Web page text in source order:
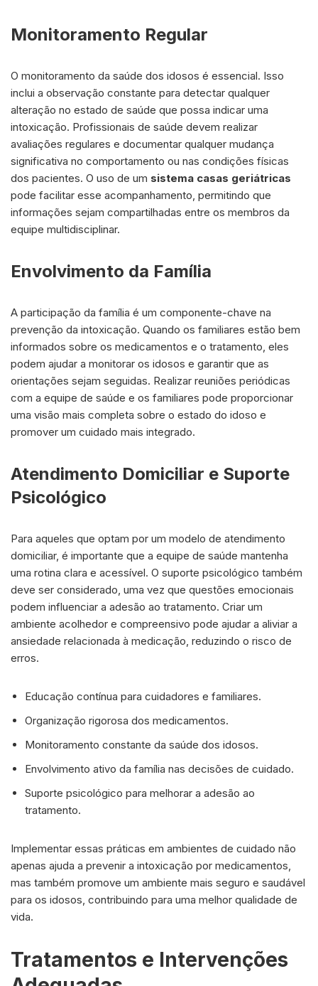
Monitoramento Regular
O monitoramento da saúde dos idosos é essencial. Isso
inclui a observação constante para detectar qualquer
alteração no estado de saúde que possa indicar uma
intoxicação. Profissionais de saúde devem realizar
avaliações regulares e documentar qualquer mudança
significativa no comportamento ou nas condições físicas
dos pacientes. O uso de um sistema casas geriátricas
pode facilitar esse acompanhamento, permitindo que
informações sejam compartilhadas entre os membros da
equipe multidisciplinar.
Envolvimento da Família
A participação da família é um componente-chave na
prevenção da intoxicação. Quando os familiares estão bem
informados sobre os medicamentos e o tratamento, eles
podem ajudar a monitorar os idosos e garantir que as
orientações sejam seguidas. Realizar reuniões periódicas
com a equipe de saúde e os familiares pode proporcionar
uma visão mais completa sobre o estado do idoso e
promover um cuidado mais integrado.
Atendimento Domiciliar e Suporte
Psicológico
Para aqueles que optam por um modelo de atendimento
domiciliar, é importante que a equipe de saúde mantenha
uma rotina clara e acessível. O suporte psicológico também
deve ser considerado, uma vez que questões emocionais
podem influenciar a adesão ao tratamento. Criar um
ambiente acolhedor e compreensivo pode ajudar a aliviar a
ansiedade relacionada à medicação, reduzindo o risco de
erros.
Educação contínua para cuidadores e familiares.
Organização rigorosa dos medicamentos.
Monitoramento constante da saúde dos idosos.
Envolvimento ativo da família nas decisões de cuidado.
Suporte psicológico para melhorar a adesão ao
tratamento.
Implementar essas práticas em ambientes de cuidado não
apenas ajuda a prevenir a intoxicação por medicamentos,
mas também promove um ambiente mais seguro e saudável
para os idosos, contribuindo para uma melhor qualidade de
vida.
Tratamentos e Intervenções